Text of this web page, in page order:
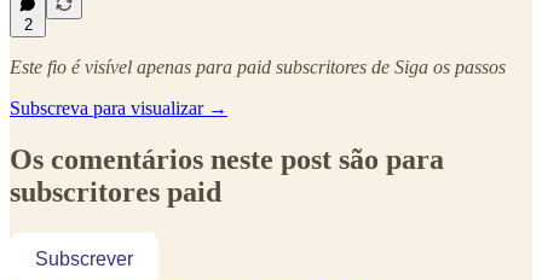
2
Este fio é visível apenas para paid subscritores de Siga os passos
Subscreva para visualizar →
Os comentários neste post são para
subscritores paid
Subscrever